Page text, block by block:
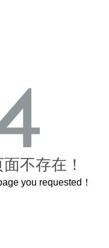
不存在！
you requested！